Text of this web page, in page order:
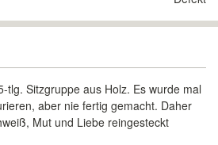
tlg. Sitzgruppe aus Holz. Es wurde mal
aber nie fertig gemacht. Daher
Mut und Liebe reingesteckt